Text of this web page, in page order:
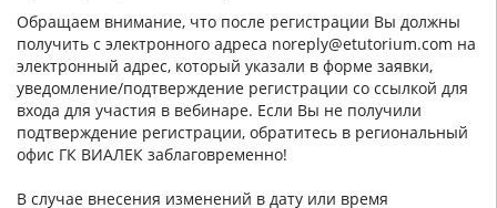
Обращаем внимание, что после регистрации Вы должны
получить с электронного адреса noreply@etutorium.com на
электронный адрес, который указали в форме заявки,
уведомление/подтверждение регистрации со ссылкой для
входа для участия в вебинаре. Если Вы не получили
подтверждение регистрации, обратитесь в региональный
офис ГК ВИАЛЕК заблаговременно!
В случае внесения изменений в дату или время